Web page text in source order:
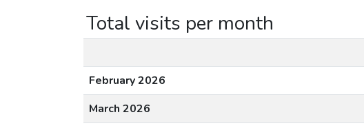
Total visits per month
February 2026
March 2026